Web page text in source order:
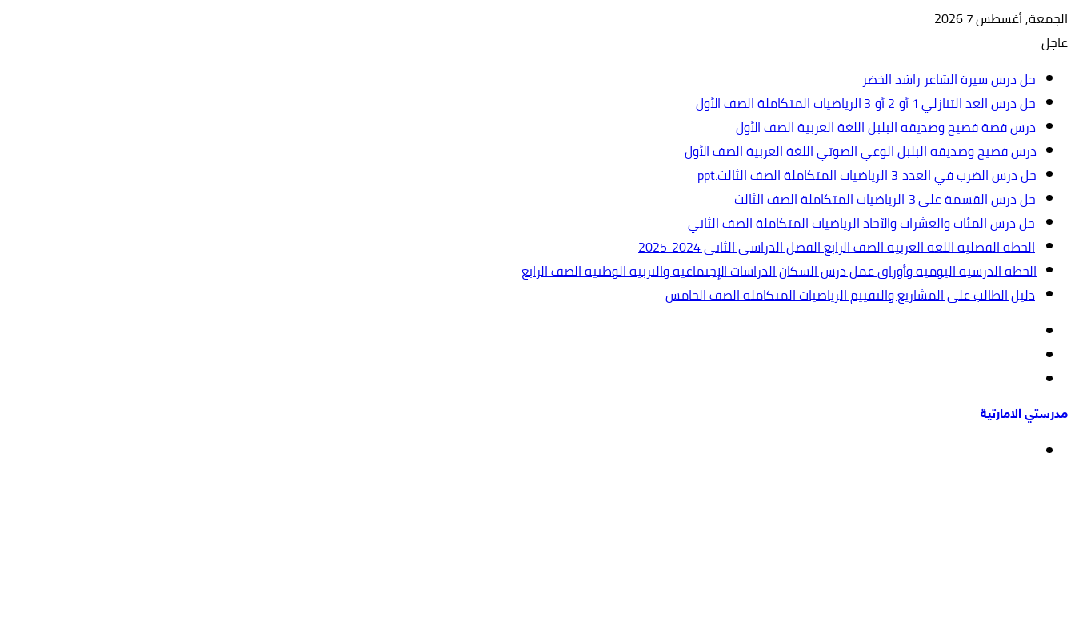
الجمعة, أغسطس 7 2026
عاجل
حل درس سيرة الشاعر راشد الخضر
حل درس العد التنازلي 1 أو 2 أو 3 الرياضيات المتكاملة الصف الأول
درس قصة فصيح وصديقه البلبل اللغة العربية الصف الأول
درس فصيح وصديقه البلبل الوعي الصوتي اللغة العربية الصف الأول
حل درس الضرب في العدد 3 الرياضيات المتكاملة الصف الثالث.ppt
حل درس القسمة على 3 الرياضيات المتكاملة الصف الثالث
حل درس المئات والعشرات والآحاد الرياضيات المتكاملة الصف الثاني
الخطة الفصلية اللغة العربية الصف الرابع الفصل الدراسي الثاني 2024-2025
الخطة الدرسية اليومية وأوراق عمل درس السكان الدراسات الإجتماعية والتربية الوطنية الصف الرابع
دليل الطالب على المشاريع والتقييم الرياضيات المتكاملة الصف الخامس
عمود
جانبي
مدرستي الامارتية